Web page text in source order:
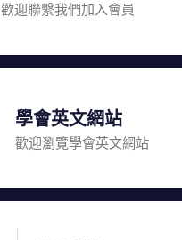
歡迎聯繫我們加入會員
學會英文網站
歡迎瀏覽學會英文網站